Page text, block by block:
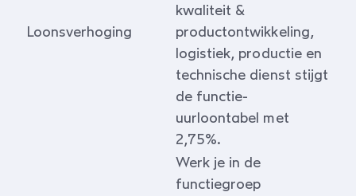
Loonsverhoging
kwaliteit &
productontwikkeling,
logistiek, productie en
technische dienst stijgt
de functie-
uurloontabel met
2,75%.
Werk je in de
functiegroep